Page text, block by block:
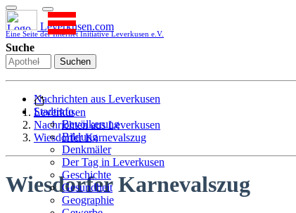
Leverkusen.com
Eine Seite der Internet Initiative Leverkusen e.V.
Suche
Suchen
Nachrichten aus Leverkusen
Stadtinfo
Bevölkerung
Bildung
Denkmäler
Der Tag in Leverkusen
Geschichte
Gesundheit
Geographie
Leverkusen
Nachrichten aus Leverkusen
Wiesdorfer Karnevalszug
Wiesdorfer Karnevalszug